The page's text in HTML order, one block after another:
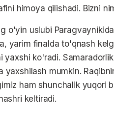
himoya qilishadi. Bizni
o'yin uslubi
yarim finalda to'qnash
yaxshi ko'radi.
yaxshilash mumkin.
ham shunchalik yuqori
keltiradi.